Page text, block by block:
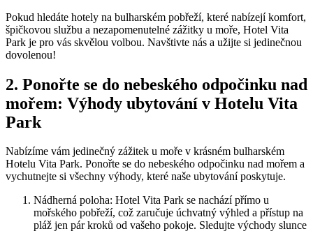
Pokud hledáte hotely na bulharském pobřeží, které nabízejí komfort,
špičkovou službu a nezapomenutelné zážitky u moře, Hotel Vita
Park je pro vás skvělou volbou. Navštivte nás a užijte si jedinečnou
dovolenou!
2. Ponořte se do nebeského odpočinku nad
mořem: Výhody ubytování v Hotelu Vita
Park
Nabízíme vám jedinečný zážitek u moře v krásném bulharském
Hotelu Vita Park. Ponořte se do nebeského odpočinku nad mořem a
vychutnejte si všechny výhody, které naše ubytování poskytuje.
Nádherná poloha: Hotel Vita Park se nachází přímo u
mořského pobřeží, což zaručuje úchvatný výhled a přístup na
pláž jen pár kroků od vašeho pokoje. Sledujte východy slunce